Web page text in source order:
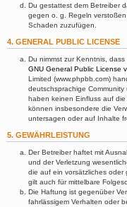
Du gestattest dem Betreiber
gegen o. g. Regeln
Schaden zuzufügen.
4. GENERAL PUBLIC LICENSE
Du nimmst zur Kenntnis, dass
GNU General Public License
Limited (www.phpbb.com)
deutschsprachige
haben keinen Einfluss auf
können insbesondere die
untersagen oder auf Inhalte
5. GEWÄHRLEISTUNG
Der Betreiber haftet mit
und der Verletzung
die auf ein vorsätzliches oder
gilt auch für mittelbare
Die Haftung ist gegenüber
fahrlässigem Verhalten oder